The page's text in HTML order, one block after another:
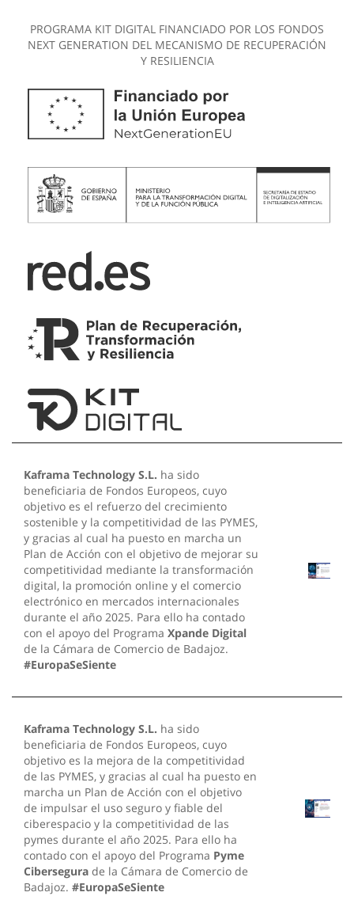
PROGRAMA KIT DIGITAL FINANCIADO POR LOS FONDOS
NEXT GENERATION DEL MECANISMO DE RECUPERACIÓN
Y RESILIENCIA
Kaframa Technology S.L. ha sido
beneficiaria de Fondos Europeos, cuyo
objetivo es el refuerzo del crecimiento
sostenible y la competitividad de las PYMES,
y gracias al cual ha puesto en marcha un
Plan de Acción con el objetivo de mejorar su
competitividad mediante la transformación
digital, la promoción online y el comercio
electrónico en mercados internacionales
durante el año 2025. Para ello ha contado
con el apoyo del Programa Xpande Digital
de la Cámara de Comercio de Badajoz.
#EuropaSeSiente
Kaframa Technology S.L. ha sido
beneficiaria de Fondos Europeos, cuyo
objetivo es la mejora de la competitividad
de las PYMES, y gracias al cual ha puesto en
marcha un Plan de Acción con el objetivo
de impulsar el uso seguro y fiable del
ciberespacio y la competitividad de las
pymes durante el año 2025. Para ello ha
contado con el apoyo del Programa Pyme
Cibersegura de la Cámara de Comercio de
Badajoz. #EuropaSeSiente